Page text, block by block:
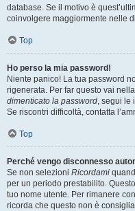
database. Se il motivo è
coinvolgere maggiormente nelle
Top
Ho perso la mia password!
Niente panico! La tua password
rigenerata. Per far questo vai
dimenticato la password, segui le
Se riscontri difficoltà, contatta
Top
Perché vengo disconnesso
Se non selezioni Ricordami
per un periodo prestabilito.
tuo nome utente. Per rimanere
ricorda che questo non è